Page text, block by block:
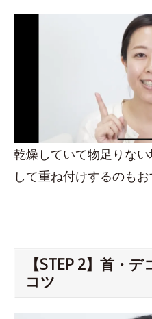
乾燥していて物足りな
して重ね付けするのもお
【STEP 2】首・
コツ